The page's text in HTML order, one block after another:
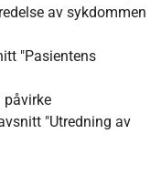
av sykdommen
"Pasientens
påvirke
"Utredning av